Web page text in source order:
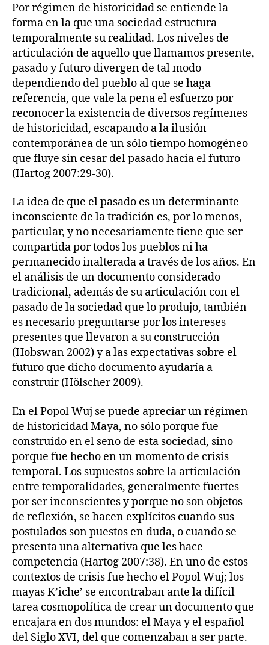
Por régimen de historicidad se entiende la
forma en la que una sociedad estructura
temporalmente su realidad. Los niveles de
articulación de aquello que llamamos presente,
pasado y futuro divergen de tal modo
dependiendo del pueblo al que se haga
referencia, que vale la pena el esfuerzo por
reconocer la existencia de diversos regímenes
de historicidad, escapando a la ilusión
contemporánea de un sólo tiempo homogéneo
que fluye sin cesar del pasado hacia el futuro
(Hartog 2007:29-30).
La idea de que el pasado es un determinante
inconsciente de la tradición es, por lo menos,
particular, y no necesariamente tiene que ser
compartida por todos los pueblos ni ha
permanecido inalterada a través de los años. En
el análisis de un documento considerado
tradicional, además de su articulación con el
pasado de la sociedad que lo produjo, también
es necesario preguntarse por los intereses
presentes que llevaron a su construcción
(Hobswan 2002) y a las expectativas sobre el
futuro que dicho documento ayudaría a
construir (Hölscher 2009).
En el Popol Wuj se puede apreciar un régimen
de historicidad Maya, no sólo porque fue
construido en el seno de esta sociedad, sino
porque fue hecho en un momento de crisis
temporal. Los supuestos sobre la articulación
entre temporalidades, generalmente fuertes
por ser inconscientes y porque no son objetos
de reflexión, se hacen explícitos cuando sus
postulados son puestos en duda, o cuando se
presenta una alternativa que les hace
competencia (Hartog 2007:38). En uno de estos
contextos de crisis fue hecho el Popol Wuj; los
mayas K’iche’ se encontraban ante la difícil
tarea cosmopolítica de crear un documento que
encajara en dos mundos: el Maya y el español
del Siglo XVI, del que comenzaban a ser parte.